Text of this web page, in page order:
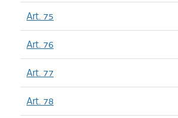
Art. 75
Art. 76
Art. 77
Art. 78